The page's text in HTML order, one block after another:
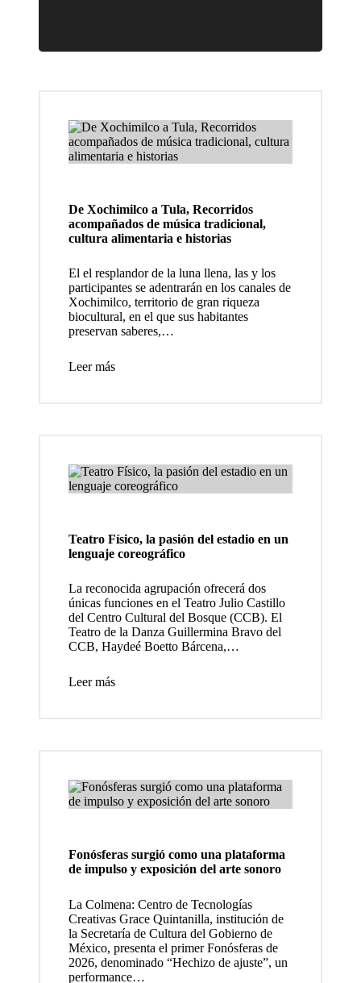
ación
de seis
etrajes
mexica
realiza
dos
4K
La
ión
“Julia
López:
Pincela
das de
ó los
docum
una
oferta
de
cultura
aliment
De Xochimilco a Tula, Recorridos
acompañados de música tradicional,
cultura alimentaria e historias
El el resplandor de la luna llena, las y los
participantes se adentrarán en los canales de
Xochimilco, territorio de gran riqueza
biocultural, en el que sus habitantes
preservan saberes,…
Leer más
Teatro Físico, la pasión del estadio en un
lenguaje coreográfico
La reconocida agrupación ofrecerá dos
únicas funciones en el Teatro Julio Castillo
del Centro Cultural del Bosque (CCB). El
Teatro de la Danza Guillermina Bravo del
CCB, Haydeé Boetto Bárcena,…
Leer más
Fonósferas surgió como una plataforma
de impulso y exposición del arte sonoro
La Colmena: Centro de Tecnologías
Creativas Grace Quintanilla, institución de
la Secretaría de Cultura del Gobierno de
México, presenta el primer Fonósferas de
2026, denominado “Hechizo de ajuste”, un
performance…